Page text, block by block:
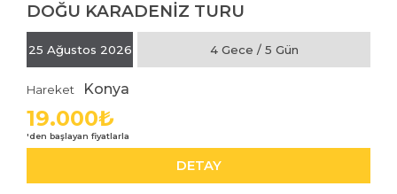
İNCELE
DOĞU KARADENİZ TURU
25 Ağustos 2026 4 Gece / 5 Gün
Hareket Konya
19.000₺
DETAY